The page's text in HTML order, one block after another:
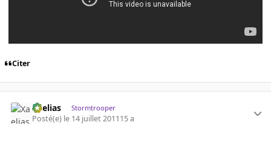
Citer
Xaelias Stormtrooper
Posté(e) le 14 juillet 201115 a